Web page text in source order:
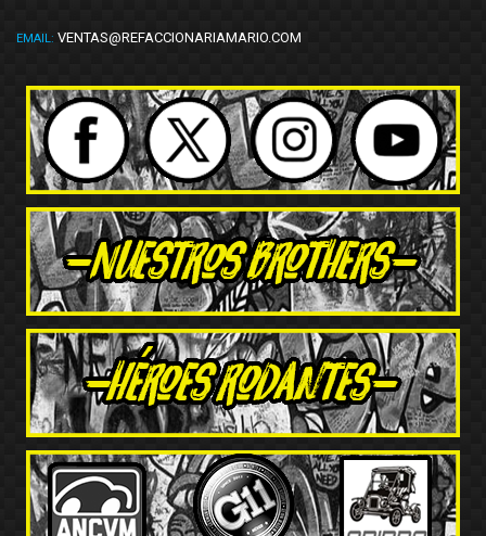
EMAIL: VENTAS@REFACCIONARIAMARIO.COM